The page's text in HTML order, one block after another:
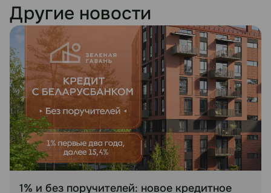
Другие новости
1% и без поручителей: новое кредитное